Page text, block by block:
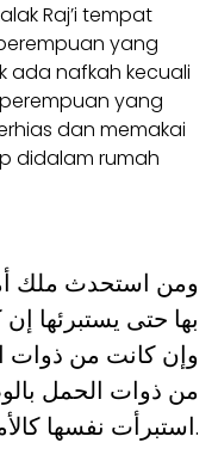
Raj’i tempat
yang
ada nafkah kecuali
yang
dan memakai
didalam rumah
بها حتى يستبرئها
وإن كانت من ذوات
من ذوات الحمل
استبرأت نفسها كالأمة.